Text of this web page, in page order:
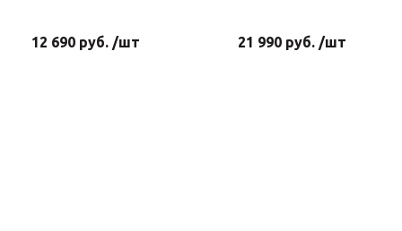
12 690 руб. /шт 21 990 руб. /шт